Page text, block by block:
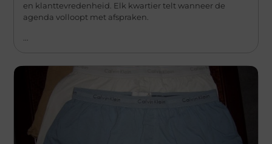
en klanttevredenheid. Elk kwartier telt wanneer de
agenda volloopt met afspraken.